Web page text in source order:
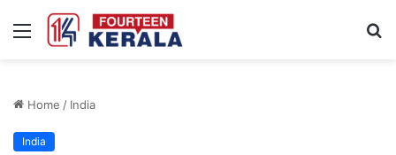
Menu
Home / India
India